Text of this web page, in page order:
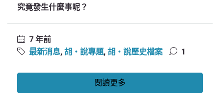
究竟發生什麼事呢？
7 年前
最新消息, 胡‧說專題, 胡‧說歷史檔案 1
閱讀更多